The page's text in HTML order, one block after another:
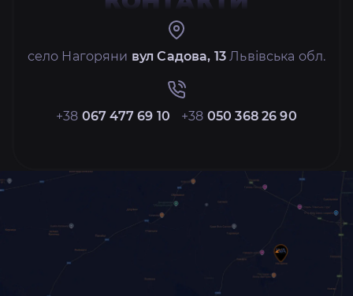
село Нагоряни вул Садова, 13 Львівська обл.
+38 067 477 69 10 +38 050 368 26 90